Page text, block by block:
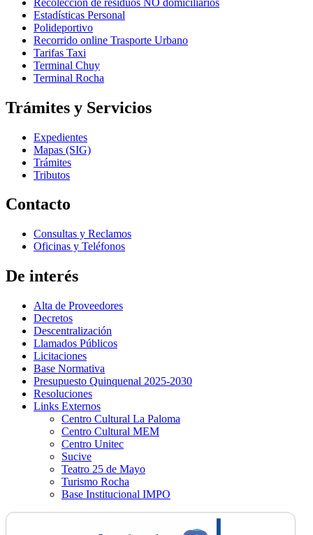
Estadísticas Personal
Polideportivo
Recorrido online Trasporte Urbano
Tarifas Taxi
Terminal Chuy
Terminal Rocha
Trámites y Servicios
Expedientes
Mapas (SIG)
Trámites
Tributos
Contacto
Consultas y Reclamos
Oficinas y Teléfonos
De interés
Alta de Proveedores
Decretos
Descentralización
Llamados Públicos
Licitaciones
Base Normativa
Presupuesto Quinquenal 2025-2030
Resoluciones
Links Externos
Centro Cultural La Paloma
Centro Cultural MEM
Centro Unitec
Sucive
Teatro 25 de Mayo
Turismo Rocha
Base Institucional IMPO